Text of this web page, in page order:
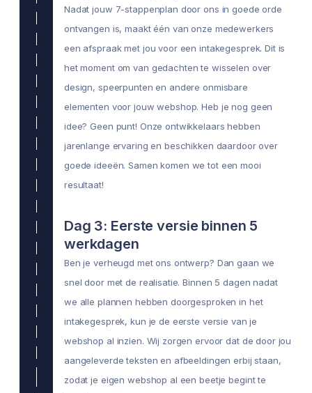
Nadat jouw 7-stappenplan door ons in goede orde
ontvangen is, maakt één van onze medewerkers
een afspraak met jou voor een intakegesprek. Dit is
het moment om van gedachten te wisselen over
design, speerpunten en andere onmisbare
elementen voor jouw webshop. Heb je nog geen
idee? Geen punt! Onze ontwikkelaars hebben
jarenlange ervaring en beschikken daardoor over
goede ideeën. Samen komen we tot een mooi
resultaat!
Dag 3: Eerste versie binnen 5
werkdagen
Ben je verheugd met ons ontwerp? Dan gaan we
snel door met de realisatie. Binnen 5 dagen nadat
we alle plannen hebben doorgesproken in het
intakegesprek, kun je de eerste versie van je
webshop al inzien. Wij zorgen ervoor dat de door jou
aangeleverde teksten en afbeeldingen erbij staan,
zodat je eigen webshop al een beetje begint te